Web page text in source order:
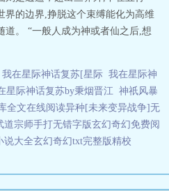
界的边界,挣脱这个束缚能化为高维
。 “一般人成为神或者仙之后,想
我在星际神话复苏[星际 我在星际神
星际神话复苏by秉烟晋江 神祇风暴
全文在线阅读异种[未来变异战争]无
道宗师手打无错字版玄幻奇幻免费阅
说大全玄幻奇幻txt完整版精校